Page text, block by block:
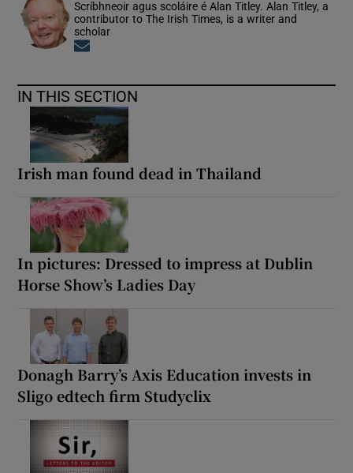
Scríbhneoir agus scoláire é Alan Titley. Alan Titley, a
contributor to The Irish Times, is a writer and
scholar
IN THIS SECTION
Irish man found dead in Thailand
In pictures: Dressed to impress at Dublin
Horse Show’s Ladies Day
Donagh Barry’s Axis Education invests in
Sligo edtech firm Studyclix